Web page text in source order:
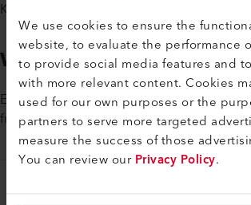
We use cookies to ensure the
website, to evaluate the performance
to provide social media features and
with more relevant content. Cookies
used for our own purposes or the
partners to serve more targeted
measure the success of those
You can review ourPrivacy Policy.
Karrieremöglichkeiten in einem
Wir suchen Sie
Erkundigen Sie sich nach den vielfältigen
freuen uns auf Ihre Kontaktaufnahme.